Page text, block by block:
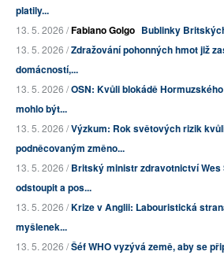
platily...
13. 5. 2026 /Fabiano Golgo Bublinky
13. 5. 2026 /Zdražování pohonných hmot již
domácností,...
13. 5. 2026 /OSN: Kvůli blokádě
mohlo být...
13. 5. 2026 /Výzkum: Rok světových rizik
podněcovaným změno...
13. 5. 2026 /Britský ministr zdravotnictví Wes
odstoupit a pos...
13. 5. 2026 /Krize v Anglii: Labouristická
myšlenek...
13. 5. 2026 /Šéf WHO vyzývá země, aby se